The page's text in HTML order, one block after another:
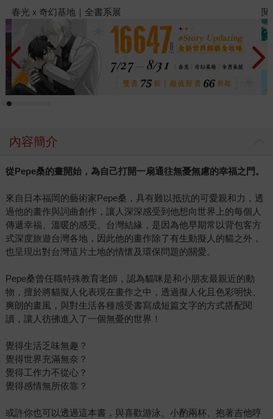
的世界。 翻開《遇見100%的貓咪》，彷彿就跟著Pepe桑踏
上一段神奇的旅程，前往的目的地就是貓咪們的國度。在旅
行當中，Pepe桑拿出麥克風跟筆記本，當起記者採訪了遇到
的貓咪們，也拿出畫筆，替貓咪們留下身影紀錄。從沒想
過，原來貓咪們也是如此忙碌，生活是這麼多采多姿呢。平
時經營著咖啡店的嬌小貓咪，在有人遇到急難時，竟然就會
變身成3公尺高的貓英雄去拯救受害者，實在是從沒想像過的
一個問題，問貓咪們關於他們的夢想、或是接下來的目標、
們都如此努力了，我們也要為了堅持夢想而加油啊。最後透
遇過程中，他可是留下了不少感動的眼淚呢！ ＊《遇見100%
的貓咪》預計2014年4月8日出版。
閱讀漫遊錄-2026上半年暢銷榜
內容簡介
從Pepe桑的畫開始，為自己打開一扇通往無憂無慮的幸福之門。
來自日本福岡的藝術家Pepe桑，具有難以抵抗的可愛親和力，透
過他的畫作與詞曲創作，讓人深深感受到他想向世界上的每個人
傳遞幸福、溫暖的感受。台灣結緣，是因為他早期常以背包客方
式深度旅遊台灣各地，因此他的畫作除了有生動擬人的貓之外，
也呈現出對台灣這片土地的情懷及環保問題的關愛。
Pepe桑曾任職特殊教育老師，認為貓咪是和小朋友最親近的動
物，擅於將貓擬人化表現在畫作之中，透過擬人化且色彩明快、
爽朗的畫風，與對生活各種感受書寫成短篇文字的方式搭配閱
讀，讓人彷彿進入了一個無憂的世界！
覺得生活乏味無趣？
覺得世界充滿無奈？
覺得工作力不從心？
覺得感情無所依靠？
或許你也可以透過這本書，與喜歡游泳、小酌兩杯、抱著吉他哼